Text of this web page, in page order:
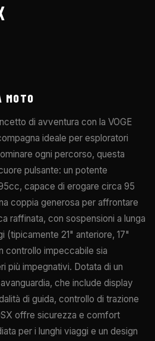
A BRESCIA -
MOTO
di avventura con la VOGE
ideale per esploratori
ogni percorso, questa
pulsante: un potente
capace di erogare circa 95
coppia generosa per affrontare
raffinata, con sospensioni a lunga
(tipicamente 21" anteriore, 17"
controllo impeccabile sia
più impegnativi. Dotata di un
che include display
di guida, controllo di trazione
offre sicurezza e comfort
per i lunghi viaggi e un design